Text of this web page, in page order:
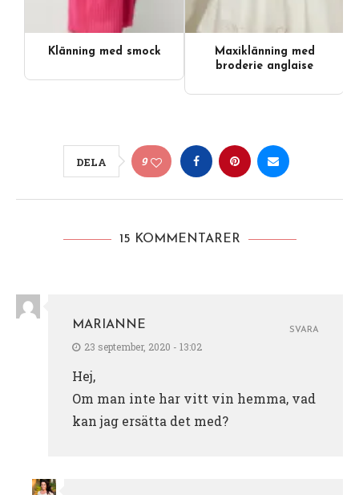
Klänning med smock
Maxiklänning med
broderie anglaise
DELA 9
15 KOMMENTARER
MARIANNE
23 september, 2020 - 13:02
Hej,
Om man inte har vitt vin hemma, vad
kan jag ersätta det med?
SVARA